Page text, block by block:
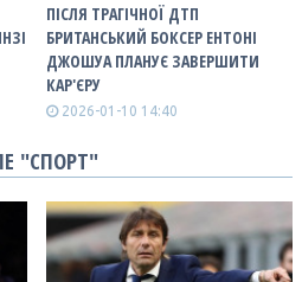
ПІСЛЯ ТРАГІЧНОЇ ДТП
БРИТАНСЬКИЙ БОКСЕР ЕНТОНІ
ДЖОШУА ПЛАНУЄ ЗАВЕРШИТИ
КАР'ЄРУ
2026-01-10 14:40
"СПОРТ"